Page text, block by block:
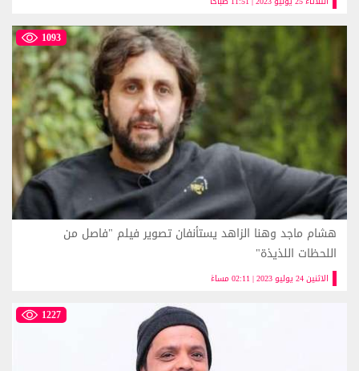
1093
الاثنين 24 يوليو 2023 | 02:11 مساءً
هشام ماجد وهنا الزاهد يستأنفان تصوير فيلم "فاصل من
اللحظات اللذيذة"
1227